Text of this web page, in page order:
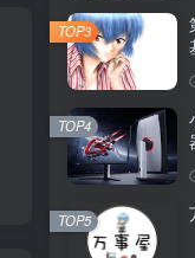
TOP3
TOP4
TOP5